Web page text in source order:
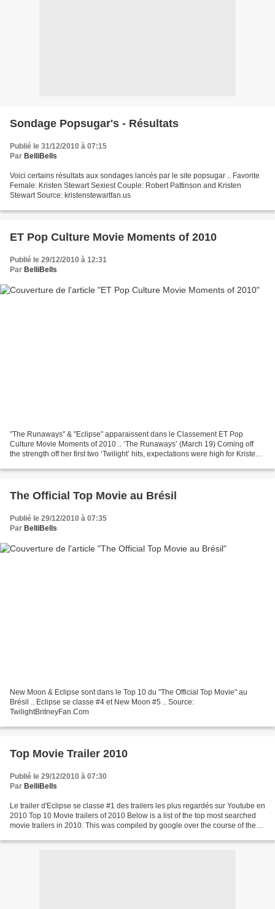
Sondage Popsugar's - Résultats
Publié le 31/12/2010 à 07:15
Par BelliBells
Voici certains résultats aux sondages lancés par le site popsugar .. Favorite
Female: Kristen Stewart Sexiest Couple: Robert Pattinson and Kristen
Stewart Source: kristenstewartfan.us
ET Pop Culture Movie Moments of 2010
Publié le 29/12/2010 à 12:31
Par BelliBells
"The Runaways" & "Eclipse" apparaissent dans le Classement ET Pop
Culture Movie Moments of 2010 .. ‘The Runaways’ (March 19) Coming off
the strength off her first two ‘Twilight’ hits, expectations were high for Kristen
The Official Top Movie au Brésil
Publié le 29/12/2010 à 07:35
Par BelliBells
New Moon & Eclipse sont dans le Top 10 du "The Official Top Movie" au
Brésil .. Eclipse se classe #4 et New Moon #5 .. Source:
TwilightBritneyFan.Com
Top Movie Trailer 2010
Publié le 29/12/2010 à 07:30
Par BelliBells
Le trailer d'Eclipse se classe #1 des trailers les plus regardés sur Youtube en
2010 Top 10 Movie trailers of 2010 Below is a list of the top most searched
movie trailers in 2010. This was compiled by google over the course of the